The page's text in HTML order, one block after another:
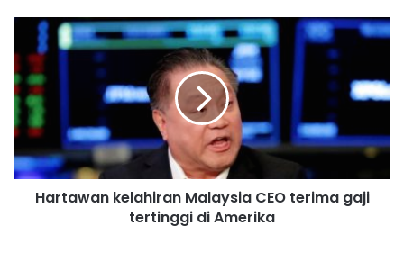
,
s
a
w
a
t
S
H
t
a
a
n
k
Hartawan kelahiran Malaysia CEO terima gaji
tertinggi di Amerika